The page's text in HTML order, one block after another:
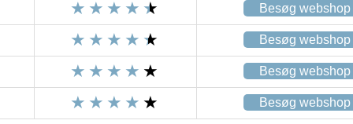
Besøg webshop
Besøg webshop
Besøg webshop
Besøg webshop